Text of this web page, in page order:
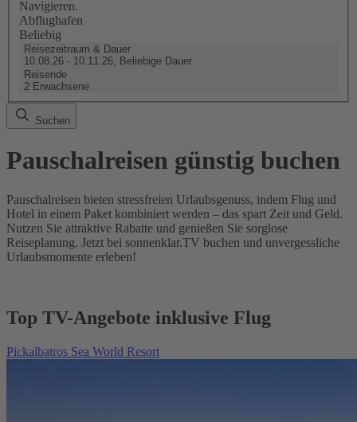
Navigieren.
Abflughafen
Beliebig
Reisezeitraum & Dauer
10.08.26 - 10.11.26, Beliebige Dauer
Reisende
2 Erwachsene
Suchen
Pauschalreisen günstig buchen
Pauschalreisen bieten stressfreien Urlaubsgenuss, indem Flug und
Hotel in einem Paket kombiniert werden – das spart Zeit und Geld.
Nutzen Sie attraktive Rabatte und genießen Sie sorglose
Reiseplanung. Jetzt bei sonnenklar.TV buchen und unvergessliche
Urlaubsmomente erleben!
Top TV-Angebote inklusive Flug
Pickalbatros Sea World Resort